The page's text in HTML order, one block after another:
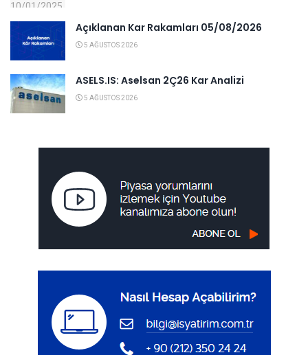
Açıklanan Kar Rakamları 05/08/2026
5 AĞUSTOS 2026
ASELS.IS: Aselsan 2Ç26 Kar Analizi
5 AĞUSTOS 2026